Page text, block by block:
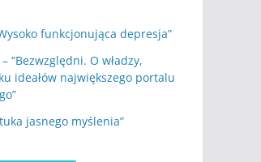
funkcjonująca depresja”
“Bezwzględni. O władzy,
ideałów największego portalu
jasnego myślenia”